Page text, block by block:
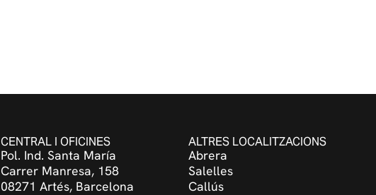
CENTRAL I OFICINES
Pol. Ind. Santa María
Carrer Manresa, 158
08271 Artés, Barcelona
ALTRES LOCALITZACIONS
Abrera
Salelles
Callús